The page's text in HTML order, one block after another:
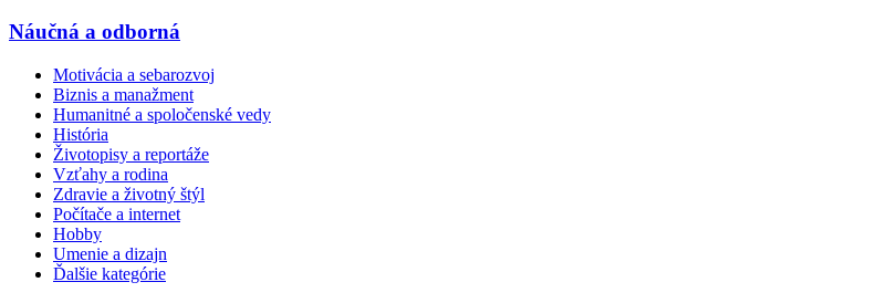
Náučná a odborná
Motivácia a sebarozvoj
Biznis a manažment
Humanitné a spoločenské vedy
História
Životopisy a reportáže
Vzťahy a rodina
Zdravie a životný štýl
Počítače a internet
Hobby
Umenie a dizajn
Ďalšie kategórie